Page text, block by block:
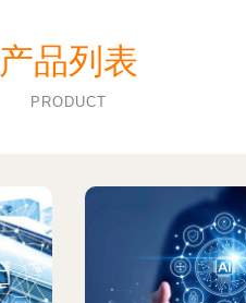
产品列表
PRODUCT